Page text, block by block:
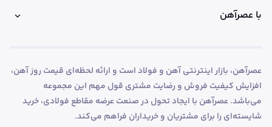
با عصرآهن
عصرآهن، بازار اینترنتی آهن و فولاد است و ارائه لحظه‌ای قیمت روز آهن،
افزایش کیفیت فروش و رضایت مشتری قول مهم این مجموعه
می‌باشد. عصرآهن با ایجاد تحول در صنعت عرضه مقاطع فولادی، خرید
شایسته‌ای را برای مشتریان و خریداران فراهم می‌کند.